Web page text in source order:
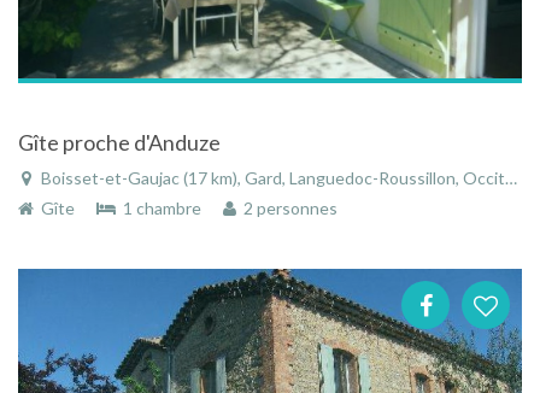
Gîte proche d'Anduze
Boisset-et-Gaujac (17 km), Gard, Languedoc-Roussillon, Occitanie, France
Gîte
1 chambre 2 personnes